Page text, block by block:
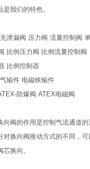
我们的特色。
泄漏阀 压力阀 流量控制阀
比例压力阀 比例流量控制阀
比例控制器
输件 电磁铁输件
防爆阀 ATEX电磁阀
阀的作用是控制气流通道
换向阀推动方式的不同，
芯换向。